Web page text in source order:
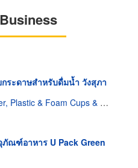
ระดาษสำหรับดื่มน้ำ วังสุภา
Plastic & Foam Cups & Containers
ภัณฑ์อาหาร U Pack Green